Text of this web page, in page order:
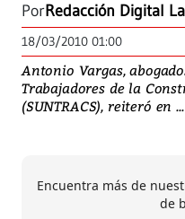
PorRedacción Digital
18/03/2010 01:00
Antonio Vargas,
Trabajadores de la
(SUNTRACS), reiteró en ...
Encuentra más de
de